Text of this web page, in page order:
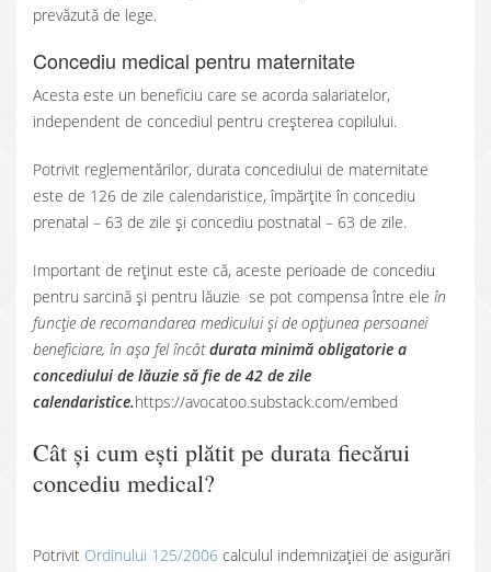
prevăzută de lege.
Concediu medical pentru maternitate
Acesta este un beneficiu care se acorda salariatelor,
independent de concediul pentru creșterea copilului.
Potrivit reglementărilor, durata concediului de maternitate
este de 126 de zile calendaristice, împărțite în concediu
prenatal – 63 de zile și concediu postnatal – 63 de zile.
Important de reținut este că, aceste perioade de concediu
pentru sarcină și pentru lăuzie se pot compensa între ele în
funcție de recomandarea medicului și de opțiunea persoanei
beneficiare, în așa fel încâtdurata minimă obligatorie a
concediului de lăuzie să fie de 42 de zile
calendaristice.https://avocatoo.substack.com/embed
Cât și cum ești plătit pe durata fiecărui
concediu medical?
Potrivit Ordinului 125/2006 calculul indemnizației de asigurări